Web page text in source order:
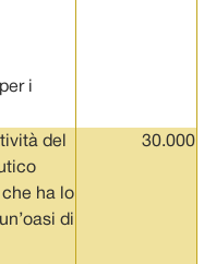
i
del
che ha lo
di
30.000